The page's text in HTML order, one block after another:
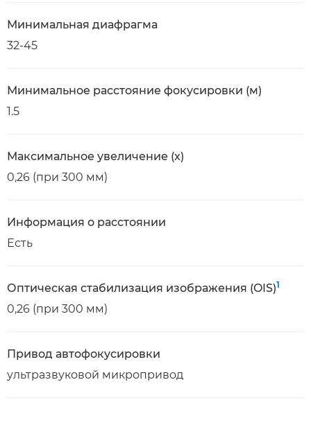
Минимальная диафрагма
32-45
Минимальное расстояние фокусировки (м)
1.5
Максимальное увеличение (x)
0,26 (при 300 мм)
Информация о расстоянии
Есть
Оптическая стабилизация изображения (OIS)1
0,26 (при 300 мм)
Привод автофокусировки
ультразвуковой микропривод